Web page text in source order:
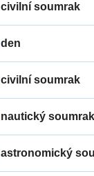
civilní soumrak
den
civilní soumrak
nautický soumrak
astronomický